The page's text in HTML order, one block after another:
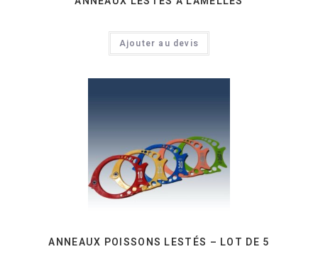
Ajouter au devis
ANNEAUX POISSONS LESTÉS – LOT DE 5